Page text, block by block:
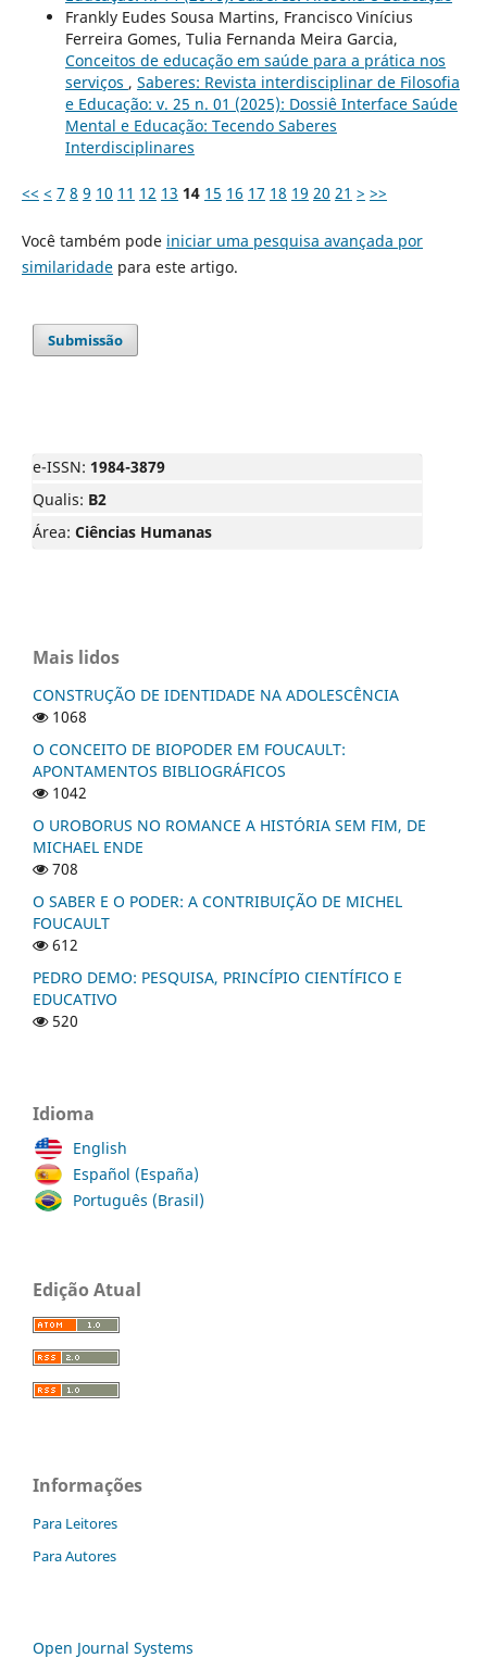
Frankly Eudes Sousa Martins, Francisco Vinícius
Ferreira Gomes, Tulia Fernanda Meira Garcia,
Conceitos de educação em saúde para a prática nos
serviços , Saberes: Revista interdisciplinar de Filosofia
e Educação: v. 25 n. 01 (2025): Dossiê Interface Saúde
Mental e Educação: Tecendo Saberes
Interdisciplinares
<< < 7 8 9 10 11 12 13 14 15 16 17 18 19 20 21 > >>
Você também pode iniciar uma pesquisa avançada por
similaridadepara este artigo.
Submissão
e-ISSN: 1984-3879
Qualis: B2
Área: Ciências Humanas
Mais lidos
CONSTRUÇÃO DE IDENTIDADE NA ADOLESCÊNCIA
1068
O CONCEITO DE BIOPODER EM FOUCAULT:
APONTAMENTOS BIBLIOGRÁFICOS
1042
O UROBORUS NO ROMANCE A HISTÓRIA SEM FIM, DE
MICHAEL ENDE
708
O SABER E O PODER: A CONTRIBUIÇÃO DE MICHEL
FOUCAULT
612
PEDRO DEMO: PESQUISA, PRINCÍPIO CIENTÍFICO E
EDUCATIVO
520
Idioma
English
Español (España)
Português (Brasil)
Edição Atual
Informações
Para Leitores
Para Autores
Open Journal Systems